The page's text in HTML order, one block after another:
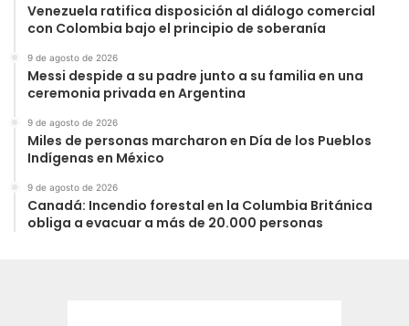
Venezuela ratifica disposición al diálogo comercial
con Colombia bajo el principio de soberanía
9 de agosto de 2026
Messi despide a su padre junto a su familia en una
ceremonia privada en Argentina
9 de agosto de 2026
Miles de personas marcharon en Día de los Pueblos
Indígenas en México
9 de agosto de 2026
Canadá: Incendio forestal en la Columbia Británica
obliga a evacuar a más de 20.000 personas